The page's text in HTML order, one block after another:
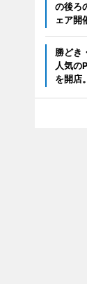
の後ろ
ェア開
勝どき
人気の
を開店。